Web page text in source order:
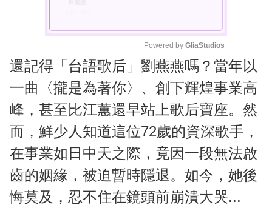
M
u
t
e
Powered by GliaStudios
還記得「台語歌后」劉燕燕嗎？當年以
一曲〈攏是為著你〉、創下輝煌事業高
峰，甚至比江蕙還早站上歌后寶座。然
而，鮮少人知道這位72歲的資深歌手，
在事業如日中天之際，竟因一段無法啟
齒的姻緣，被迫暫時隱退。如今，她後
悔莫及，忍不住在鏡頭前崩潰大哭...